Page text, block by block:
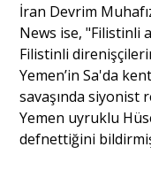
İran Devrim
News ise, "Filistinli
Filistinli
Yemen’in Sa'da
savaşında siyonist
Yemen uyruklu
defnettiğini